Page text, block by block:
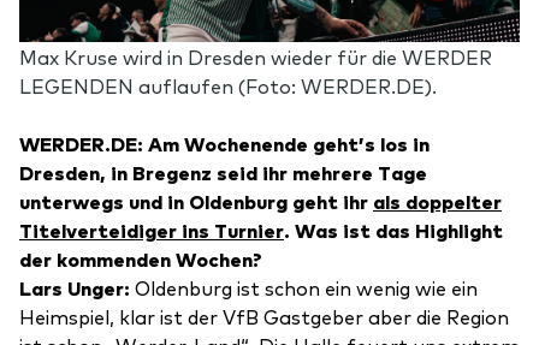
Max Kruse wird in Dresden wieder für die WERDER
LEGENDEN auflaufen (Foto: WERDER.DE).
WERDER.DE: Am Wochenende geht’s los in
Dresden, in Bregenz seid ihr mehrere Tage
unterwegs und in Oldenburg geht ihr als doppelter
Titelverteidiger ins Turnier. Was ist das Highlight
der kommenden Wochen?
Lars Unger: Oldenburg ist schon ein wenig wie ein
Heimspiel, klar ist der VfB Gastgeber aber die Region